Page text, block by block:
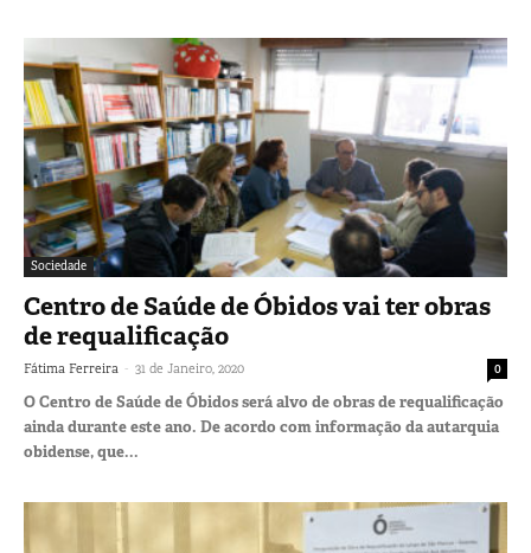
Sociedade
Centro de Saúde de Óbidos vai ter obras
de requalificação
Fátima Ferreira - 31 de Janeiro, 2020 0
O Centro de Saúde de Óbidos será alvo de obras de requalificação
ainda durante este ano. De acordo com informação da autarquia
obidense, que...